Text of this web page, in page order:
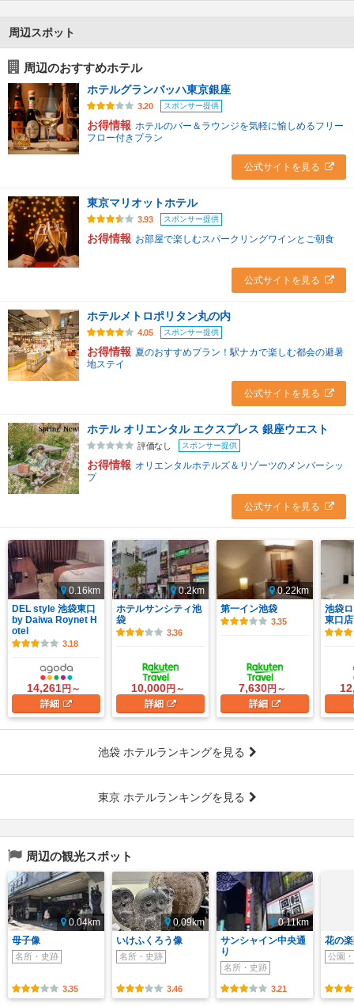
周辺スポット
周辺のおすすめホテル
ホテルグランバッハ東京銀座
3.20 スポンサー提供
お得情報 ホテルのバー＆ラウンジを気軽に愉しめるフリー
フロー付きプラン
公式サイトを見る
東京マリオットホテル
3.93 スポンサー提供
お得情報 お部屋で楽しむスパークリングワインとご朝食
公式サイトを見る
ホテルメトロポリタン丸の内
4.05 スポンサー提供
お得情報 夏のおすすめプラン！駅ナカで楽しむ都会の避暑
地ステイ
公式サイトを見る
ホテル オリエンタル エクスプレス 銀座ウエスト
評価なし スポンサー提供
お得情報 オリエンタルホテルズ＆リゾーツのメンバーシッ
プ
公式サイトを見る
0.16km
DEL style 池袋東口
by Daiwa Roynet H
otel
3.18
14,261円～
詳細
0.2km
ホテルサンシティ池
袋
3.36
10,000円～
詳細
0.22km
第一イン池袋
3.35
7,630円～
詳細
池袋
東口店
池袋 ホテルランキングを見る
東京 ホテルランキングを見る
周辺の観光スポット
0.04km
母子像
名所・史跡
3.35
0.09km
いけふくろう像
名所・史跡
3.46
0.11km
サンシャイン中央通
り
名所・史跡
3.21
花の
公園